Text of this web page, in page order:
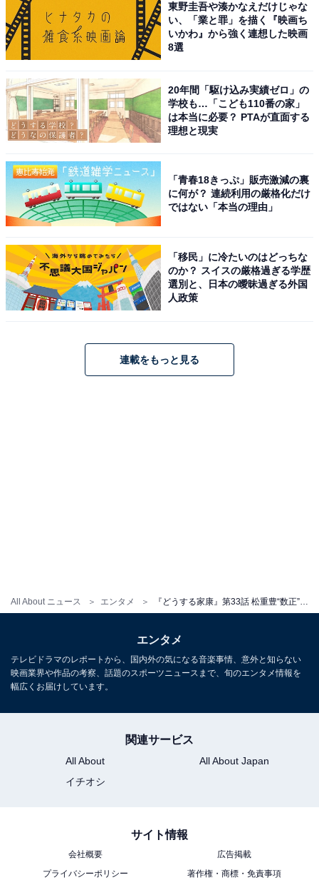
All About ニュース エンタメ
家康を幼い頃から見守り、一国の主として育ててきた忠
臣・数正の裏切り。「決してお忘れあるな。私はどこま
でも殿と一緒でござる」という言葉を残しての出奔であ
り、その真意は家康や仲間たちを思っての決断であると
信じてやまない展開に。
Ｘ（旧Twitter）では、「石川数正の出奔理由は不明なの
で様々な説や物語がある。松重さんがとても素晴らしく
影ある演技で魅了してくれた」「数正と他の家臣の空気
が違いすぎる！数正の他にもう1人家臣が付いていけ
ば、天下はすでに三河・尾張の小競り合いレベルではな
ではなく天下（日本）の元に1つとなる。これが数正
に“見えた”ものか」「数正の孤立感見ていてめっちゃ苦
しかった。このまま進めば家康は瀬名と同じ運命になっ
第34話は「豊臣の花嫁」。数正の出奔により徳川家中に
集を経てフリーライターに転向後、グルメ、観光、
業のWeb戦略コンサルティングも行う。
東野圭吾や湊かなえだけじゃな
い、「業と罪」を描く『映画ち
いかわ』から強く連想した映画
8選
20年間「駆け込み実績ゼロ」の
学校も…「こども110番の家」
は本当に必要？ PTAが直面する
理想と現実
「青春18きっぷ」販売激減の裏
に何が？ 連続利用の厳格化だけ
ではない「本当の理由」
「移民」に冷たいのはどっちな
のか？ スイスの厳格過ぎる学歴
選別と、日本の曖昧過ぎる外国
人政策
連載をもっと見る
エンタメ
テレビドラマのレポートから、国内外の気になる音楽事情、意外と知らない
映画業界や作品の考察、話題のスポーツニュースまで、旬のエンタメ情報を
幅広くお届けしています。
関連サービス
All About
All About Japan
イチオシ
サイト情報
会社概要
広告掲載
プライバシーポリシー
著作権・商標・免責事項